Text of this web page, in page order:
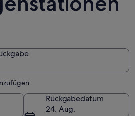
Rückgabedatum
24. Aug.